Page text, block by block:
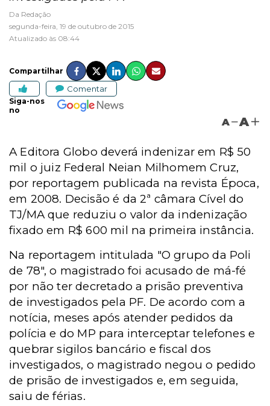
Da Redação
segunda-feira, 19 de outubro de 2015
Atualizado às 08:44
Compartilhar
Comentar
Siga-nos
no
A A
A Editora Globo deverá indenizar em R$ 50
mil o juiz Federal Neian Milhomem Cruz,
por reportagem publicada na revista Época,
em 2008. Decisão é da 2ª câmara Cível do
TJ/MA que reduziu o valor da indenização
fixado em R$ 600 mil na primeira instância.
Na reportagem intitulada "O grupo da Poli
de 78", o magistrado foi acusado de má-fé
por não ter decretado a prisão preventiva
de investigados pela PF. De acordo com a
notícia, meses após atender pedidos da
polícia e do MP para interceptar telefones e
quebrar sigilos bancário e fiscal dos
investigados, o magistrado negou o pedido
de prisão de investigados e, em seguida,
saiu de férias.